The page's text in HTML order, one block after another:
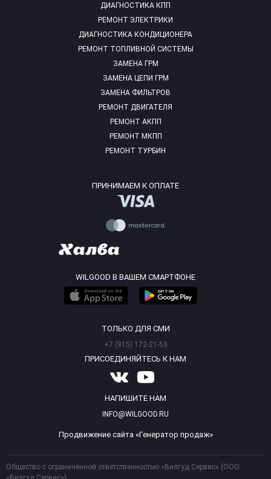
ДИАГНОСТИКА КПП
РЕМОНТ ЭЛЕКТРИКИ
ДИАГНОСТИКА КОНДИЦИОНЕРА
РЕМОНТ ТОПЛИВНОЙ СИСТЕМЫ
ЗАМЕНА ГРМ
ЗАМЕНА ЦЕПИ ГРМ
ЗАМЕНА ФИЛЬТРОВ
РЕМОНТ ДВИГАТЕЛЯ
РЕМОНТ АКПП
РЕМОНТ МКПП
РЕМОНТ ТУРБИН
ПРИНИМАЕМ К ОПЛАТЕ
WILGOOD В ВАШЕМ СМАРТФОНЕ
ТОЛЬКО ДЛЯ СМИ
+7 (915) 172-21-53
ПРИСОЕДИНЯЙТЕСЬ К НАМ
НАПИШИТЕ НАМ
INFO@WILGOOD.RU
Продвижение сайта «Генератор продаж»
Общество с ограниченной ответственностью «Вилгуд Сервис» (ООО